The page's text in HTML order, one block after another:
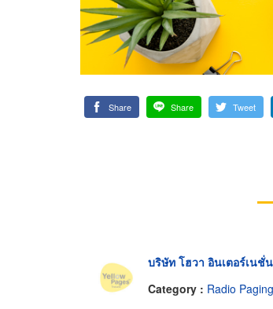
Share Share Tweet
บริษัท โฮวา อินเตอร์เนชั่
Category : Radio Paging &